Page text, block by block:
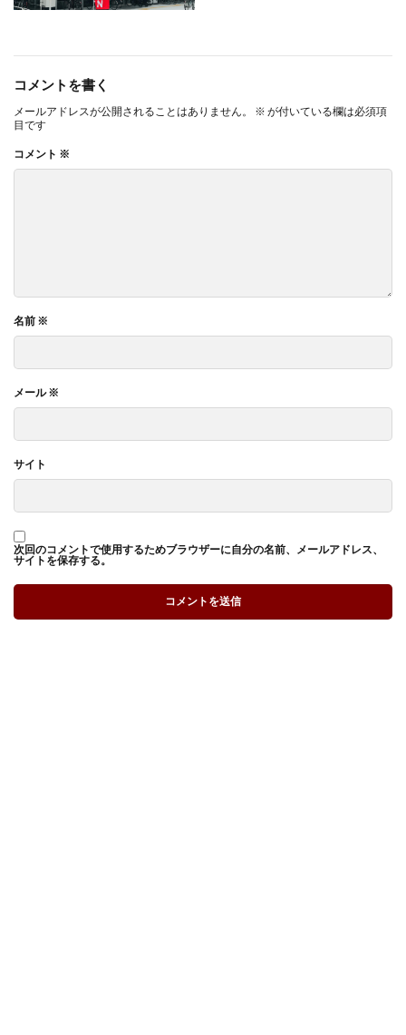
コメントを書く
メールアドレスが公開されることはありません。 ※ が付いている欄は必須項
目です
コメント ※
名前 ※
メール※
サイト
次回のコメントで使用するためブラウザーに自分の名前、メールアドレス、
サイトを保存する。